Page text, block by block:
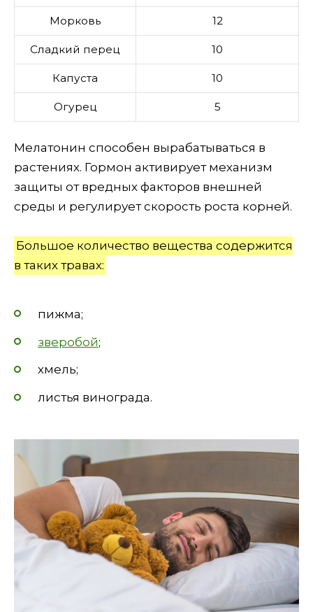
Морковь 12
Сладкий перец 10
Капуста 10
Огурец 5
Мелатонин способен вырабатываться в
растениях. Гормон активирует механизм
защиты от вредных факторов внешней
среды и регулирует скорость роста корней.
Большое количество вещества содержится
в таких травах:
пижма;
зверобой;
хмель;
листья винограда.